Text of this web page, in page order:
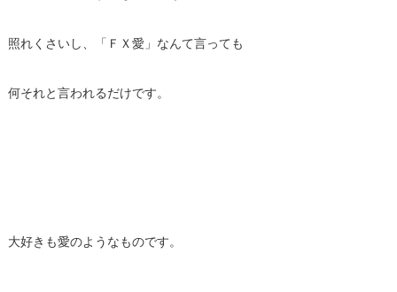
照れくさいし、「ＦＸ愛」なんて言っても
何それと言われるだけです。
大好きも愛のようなものです。